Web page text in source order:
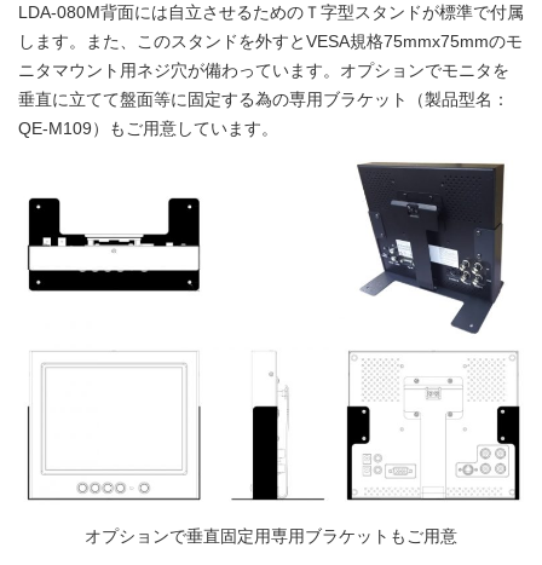
LDA-080M背面には自立させるためのＴ字型スタンドが標準で付属
します。また、このスタンドを外すとVESA規格75mmx75mmのモ
ニタマウント用ネジ穴が備わっています。オプションでモニタを
垂直に立てて盤面等に固定する為の専用ブラケット（製品型名：
QE-M109）もご用意しています。
オプションで垂直固定用専用ブラケットもご用意